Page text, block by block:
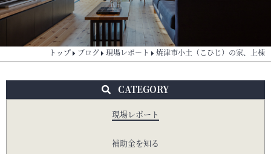
トップ ブログ 現場レポート 焼津市小土（こひじ）の家、上棟
CATEGORY
現場レポート
補助金を知る